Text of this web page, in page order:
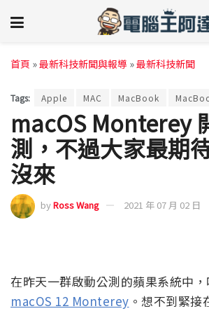
首頁 »最新科技新聞與報導 »最新科技新聞
Tags: Apple MAC MacBook
macOS Monterey
測，不過大家最期
沒來
byRoss Wang 2021 年 07 月 02 日
在昨天一群啟動公測的蘋果系統中
macOS 12 Monterey 。想不到緊接